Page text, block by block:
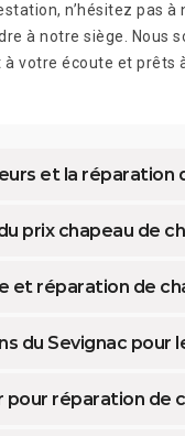
n’hésitez pas à
à notre siège. Nous
votre écoute et prêts
et la réparation
prix chapeau de
et réparation de
du Sevignac pour
pour réparation de